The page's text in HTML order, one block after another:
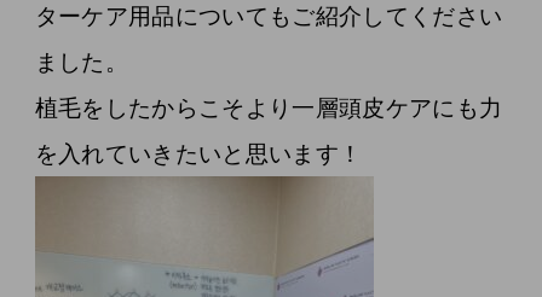
ターケア用品についてもご紹介してください
ました。
植毛をしたからこそより一層頭皮ケアにも力
を入れていきたいと思います！